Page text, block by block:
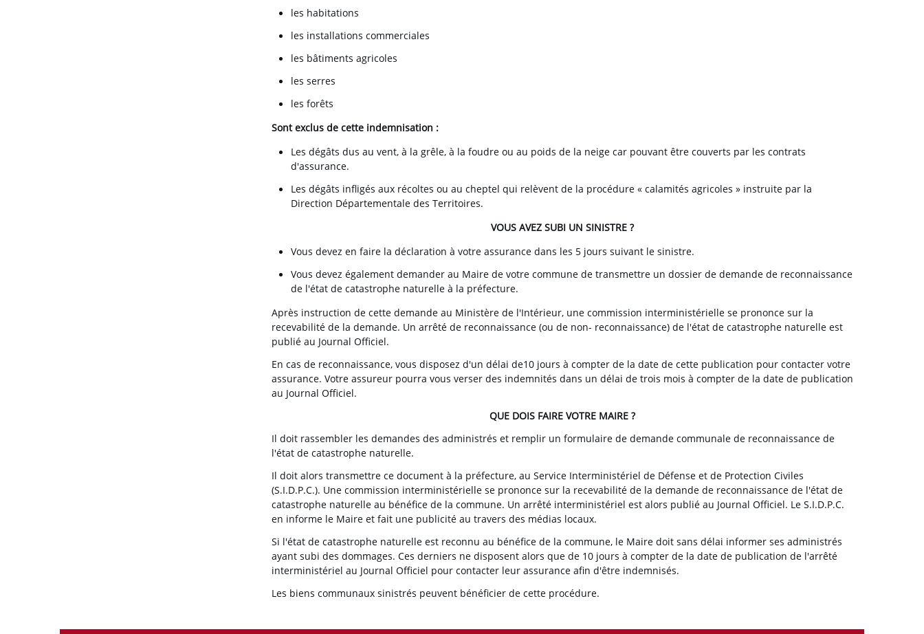
les habitations
les installations commerciales
les bâtiments agricoles
les serres
les forêts
Sont exclus de cette indemnisation :
Les dégâts dus au vent, à la grêle, à la foudre ou au poids de la neige car pouvant être couverts par les contrats
d'assurance.
Les dégâts infligés aux récoltes ou au cheptel qui relèvent de la procédure « calamités agricoles » instruite par la
Direction Départementale des Territoires.
VOUS AVEZ SUBI UN SINISTRE ?
Vous devez en faire la déclaration à votre assurance dans les 5 jours suivant le sinistre.
Vous devez également demander au Maire de votre commune de transmettre un dossier de demande de reconnaissance
de l'état de catastrophe naturelle à la préfecture.
Après instruction de cette demande au Ministère de l'Intérieur, une commission interministérielle se prononce sur la
recevabilité de la demande. Un arrêté de reconnaissance (ou de non- reconnaissance) de l'état de catastrophe naturelle est
publié au Journal Officiel.
En cas de reconnaissance, vous disposez d'un délai de10 jours à compter de la date de cette publication pour contacter votre
assurance. Votre assureur pourra vous verser des indemnités dans un délai de trois mois à compter de la date de publication
au Journal Officiel.
QUE DOIS FAIRE VOTRE MAIRE ?
Il doit rassembler les demandes des administrés et remplir un formulaire de demande communale de reconnaissance de
l'état de catastrophe naturelle.
Il doit alors transmettre ce document à la préfecture, au Service Interministériel de Défense et de Protection Civiles
(S.I.D.P.C.). Une commission interministérielle se prononce sur la recevabilité de la demande de reconnaissance de l'état de
catastrophe naturelle au bénéfice de la commune. Un arrêté interministériel est alors publié au Journal Officiel. Le S.I.D.P.C.
en informe le Maire et fait une publicité au travers des médias locaux.
Si l'état de catastrophe naturelle est reconnu au bénéfice de la commune, le Maire doit sans délai informer ses administrés
ayant subi des dommages. Ces derniers ne disposent alors que de 10 jours à compter de la date de publication de l'arrêté
interministériel au Journal Officiel pour contacter leur assurance afin d'être indemnisés.
Les biens communaux sinistrés peuvent bénéficier de cette procédure.